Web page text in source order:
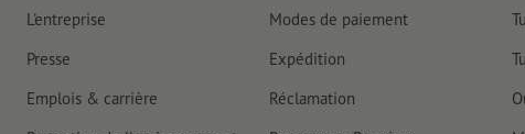
L'entreprise
Presse
Emplois & carrière
Modes de paiement
Expédition
Réclamation